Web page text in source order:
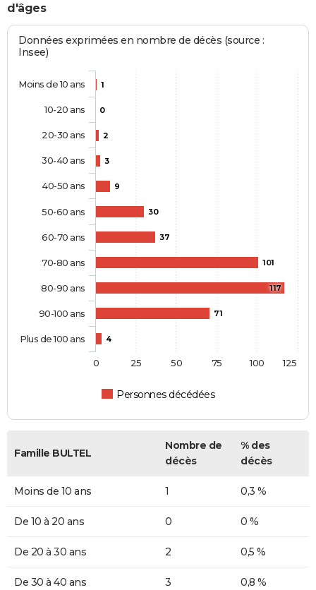
d'âges
Données exprimées en nombre de décès (source :
Insee)
1
0
2
3
9
30
37
101
117
71
4
Personnes décédées
Moins de 10 ans
10-20 ans
20-30 ans
30-40 ans
40-50 ans
50-60 ans
60-70 ans
70-80 ans
80-90 ans
90-100 ans
Plus de 100 ans
0 100
25 50 75 125
Famille BULTEL
Nombre de
décès
% des
décès
Moins de 10 ans 1 0,3 %
De 10 à 20 ans 0 0 %
De 20 à 30 ans 2 0,5 %
De 30 à 40 ans 3 0,8 %